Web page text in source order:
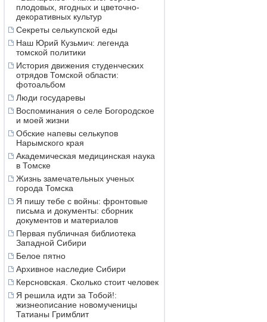
плодовых, ягодных и цветочно-
декоративных культур
Секреты селькупской еды
Наш Юрий Кузьмич: легенда
томской политики
История движения студенческих
отрядов Томской области:
фотоальбом
Люди государевы
Воспоминания о селе Богородское
и моей жизни
Обские напевы селькупов
Нарымского края
Академическая медицинская наука
в Томске
Жизнь замечательных ученых
города Томска
Я пишу тебе с войны: фронтовые
письма и документы: сборник
документов и материалов
Первая публичная библиотека
Западной Сибири
Белое пятно
Архивное наследие Сибири
Керсновская. Сколько стоит человек
Я решила идти за Тобой!:
жизнеописание новомученицы
Татианы Гримблит